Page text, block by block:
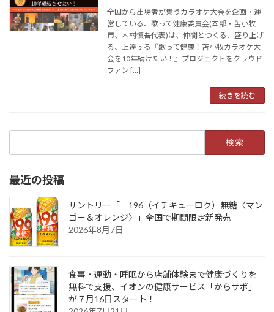
全国から出場者が集うカラオケ大会を企画・運
営している、歌って健康委員会(本部・苫小牧
市、木村慎吾代表)は、仲間とつくる、盛り上げ
る、上達する『歌って健康！苫小牧カラオケ大
会を10年続けたい！』プロジェクトをクラウド
ファン […]
続きを読む
最近の投稿
サントリー「－196（イチキューロク）無糖〈マン
ゴー＆オレンジ〉」全国で期間限定新発売
2026年8月7日
食事・運動・睡眠から店舗体験まで健康づくりを
無料で支援、イオンの健康サービス「からサポ」
が７月16日スタート！